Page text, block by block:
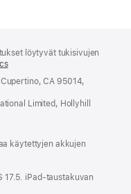
löytyvät tukisivujen
(avautuu
ikkunaan)CA 95014,
Limited, Hollyhill
käytettyjen akkujen
17.5. iPad-taustakuvan